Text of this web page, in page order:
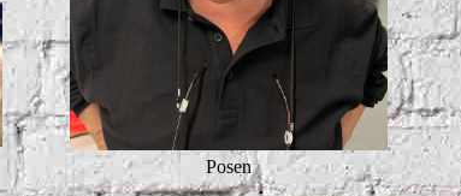
Posen